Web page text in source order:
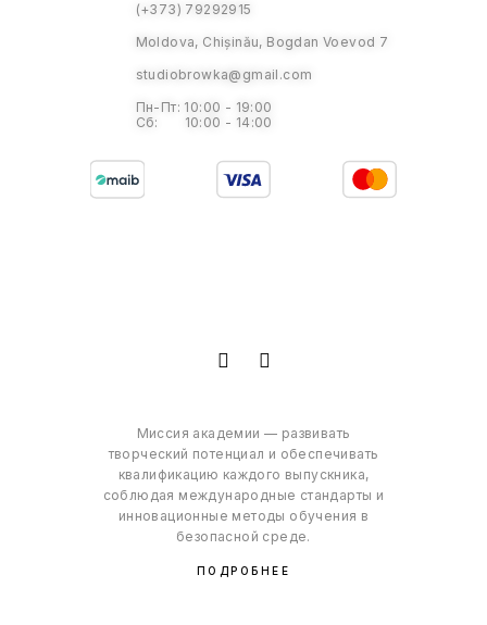
(+373) 79292915
Moldova, Chișinău, Bogdan Voevod 7
studiobrowka@gmail.com
Пн-Пт: 10:00 - 19:00
Сб: 10:00 - 14:00
Миссия академии — развивать
творческий потенциал и обеспечивать
квалификацию каждого выпускника,
соблюдая международные стандарты и
инновационные методы обучения в
безопасной среде.
ПОДРОБНЕЕ